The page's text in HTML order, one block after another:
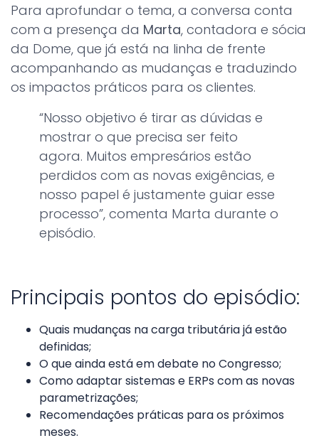
Para aprofundar o tema, a conversa conta
com a presença da Marta, contadora e sócia
da Dome, que já está na linha de frente
acompanhando as mudanças e traduzindo
os impactos práticos para os clientes.
“Nosso objetivo é tirar as dúvidas e
mostrar o que precisa ser feito
agora. Muitos empresários estão
perdidos com as novas exigências, e
nosso papel é justamente guiar esse
processo”, comenta Marta durante o
episódio.
Principais pontos do episódio:
Quais mudanças na carga tributária já estão
definidas;
O que ainda está em debate no Congresso;
Como adaptar sistemas e ERPs com as novas
parametrizações;
Recomendações práticas para os próximos
meses.